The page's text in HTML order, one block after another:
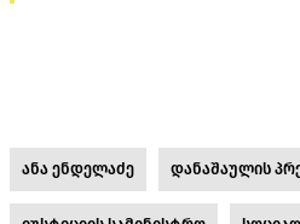
ანა ენდელაძე დანაშაულის